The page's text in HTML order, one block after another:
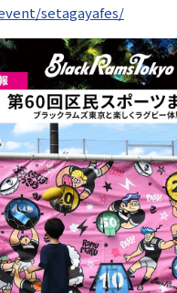
ブ
setagayafes/